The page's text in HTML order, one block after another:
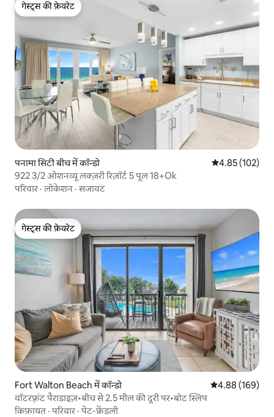
गेस्ट्स की फ़ेवरेट
गेस्ट्स की फ़ेवरेट
पनामा सिटी बीच में कॉन्डो औसत रेटिंग 5 में से
4.85 (102)
922 3/2 ओशनव्यू लक्ज़री रिज़ॉर्ट 5 पूल 18+Ok
परिवार ·लोकेशन ·सजावट
गेस्ट्स की फ़ेवरेट
गेस्ट्स की फ़ेवरेट
Fort Walton Beach में कॉन्डो औसत रेटिंग 5 में से
4.88 (169)
वॉटरफ़्रंट पैराडाइज़•बीच से 2.5 मील की दूरी पर•बोट स्लिप
किफ़ायत ·परिवार ·पेट-फ्रेंडली